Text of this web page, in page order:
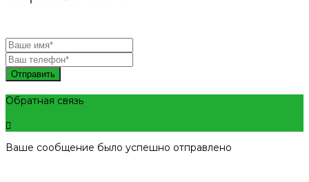
Отправить
Обратная связь
Ваше сообщение было успешно отправлено